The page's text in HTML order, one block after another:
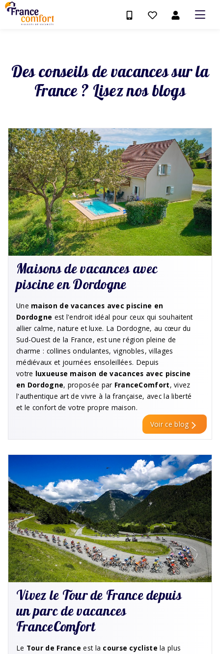
Des conseils de vacances sur la
France ? Lisez nos blogs
Maisons de vacances avec
piscine en Dordogne
Une maison de vacances avec piscine en
Dordogne est l'endroit idéal pour ceux qui souhaitent
allier calme, nature et luxe. La Dordogne, au cœur du
Sud-Ouest de la France, est une région pleine de
charme : collines ondulantes, vignobles, villages
médiévaux et journées ensoleillées. Depuis
votre luxueuse maison de vacances avec piscine
en Dordogne, proposée par FranceComfort, vivez
l'authentique art de vivre à la française, avec la liberté
et le confort de votre propre maison.
Voir ce blog
Vivez le Tour de France depuis
un parc de vacances
FranceComfort
Le Tour de France est la course cycliste la plus